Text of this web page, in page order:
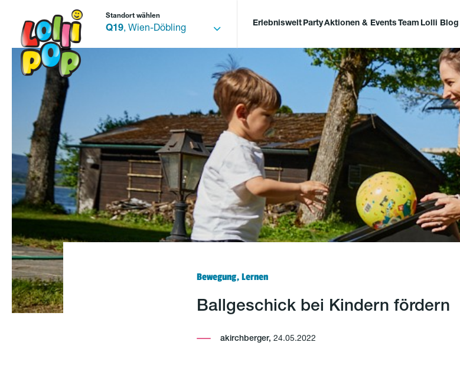
Standort wählen
Q19, Wien-Döbling
Erlebniswelt PartyAktionen & Events Team Lolli Blog
Bewegung, Lernen
Ballgeschick bei Kindern fördern
akirchberger, 24.05.2022